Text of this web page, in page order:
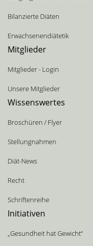
Bilanzierte Diäten
Erwachsenendiätetik
Mitglieder
Mitglieder - Login
Unsere Mitglieder
Wissenswertes
Broschüren / Flyer
Stellungnahmen
Diät-News
Recht
Schriftenreihe
Initiativen
„Gesundheit hat Gewicht“